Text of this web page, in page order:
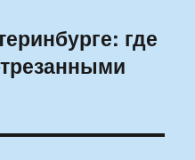
где